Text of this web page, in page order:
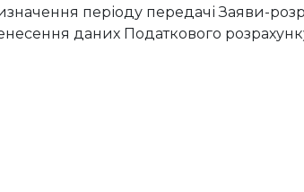
періоду передачі Заяви-
даних Податкового розрахунку